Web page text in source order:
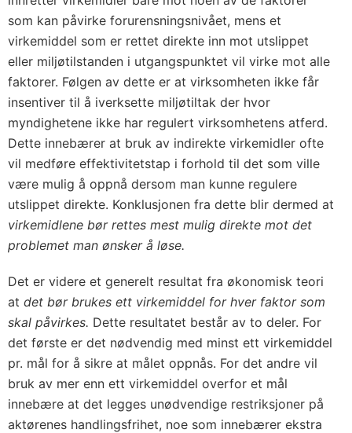
som kan påvirke forurensningsnivået, mens et
virkemiddel som er rettet direkte inn mot utslippet
eller miljøtilstanden i utgangspunktet vil virke mot alle
faktorer. Følgen av dette er at virksomheten ikke får
insentiver til å iverksette miljøtiltak der hvor
myndighetene ikke har regulert virksomhetens atferd.
Dette innebærer at bruk av indirekte virkemidler ofte
vil medføre effektivitetstap i forhold til det som ville
være mulig å oppnå dersom man kunne regulere
utslippet direkte. Konklusjonen fra dette blir dermed at
virkemidlene bør rettes mest mulig direkte mot det
problemet man ønsker å løse.
Det er videre et generelt resultat fra økonomisk teori
at det bør brukes ett virkemiddel for hver faktor som
skal påvirkes. Dette resultatet består av to deler. For
det første er det nødvendig med minst ett virkemiddel
pr. mål for å sikre at målet oppnås. For det andre vil
bruk av mer enn ett virkemiddel overfor et mål
innebære at det legges unødvendige restriksjoner på
aktørenes handlingsfrihet, noe som innebærer ekstra